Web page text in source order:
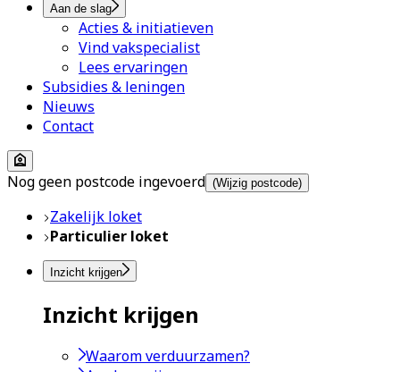
Aan de slag
Acties & initiatieven
Vind vakspecialist
Lees ervaringen
Subsidies & leningen
Nieuws
Contact
Nog geen postcode ingevoerd (Wijzig postcode)
Zakelijk loket
Particulier loket
Inzicht krijgen
Inzicht krijgen
Waarom verduurzamen?